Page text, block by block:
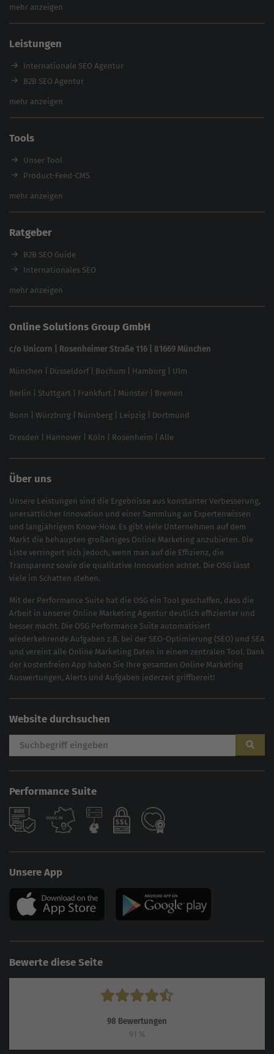
Backlink-Audit 2026
Referenzen
E-Books
Magazin
mehr anzeigen
Leistungen
Internationale SEO Agentur
B2B SEO Agentur
Inhouse SEO Agentur
Enterprise SEO Agentur
Workshops
mehr anzeigen
Tools
Unser Tool
Product-Feed-CMS
Website Analyse
Backlink-Check
Ladezeiten-Check
Brand Protection Tool
Website SEO Check
feed2content.ai
mehr anzeigen
Ratgeber
B2B SEO Guide
Internationales SEO
eCommerce SEO
In ChatGPT gefunden werden
Linkbuilding 2025
Local SEO
SEO für Online Shops
Brand Monitoring 2025
mehr anzeigen
Online Solutions Group GmbH
c/o Unicorn | Rosenheimer Straße 116 | 81669 München
München Düsseldorf| Bochum Hamburg Ulm
Berlin Stuttgart Frankfurt Münster Bremen
Bonn Würzburg Nürnberg Leipzig Dortmund
Dresden Hannover Köln Rosenheim Alle
Über uns
Unsere Leistungen sind die Ergebnisse aus konstanter Verbesserung,
unersättlicher Innovation und einer Sammlung an Expertenwissen
und langjährigem Know-How. Es gibt viele Unternehmen auf dem
Markt die behaupten großartiges Online Marketing anzubieten. Die
Liste verringert sich jedoch, wenn man auf die Effizienz, die
Transparenz sowie die qualitative Innovation achtet. Die OSG lässt
viele im Schatten stehen.
Mit der Performance Suite hat die OSG ein Tool geschaffen, dass die
Arbeit in unserer Online Marketing Agentur deutlich effizienter und
besser macht. Die OSG Performance Suite automatisiert
wiederkehrende Aufgaben z.B. bei der SEO-Optimierung (SEO) und SEA
und vereint alle Online Marketing Daten in einem zentralen Tool. Dank
der kostenfreien App haben Sie Ihre gesamten Online Marketing
Auswertungen, Alerts und Aufgaben jederzeit griffbereit!
Website durchsuchen
Performance Suite
Unsere App
Bewerte diese Seite
98 Bewertungen
91 %